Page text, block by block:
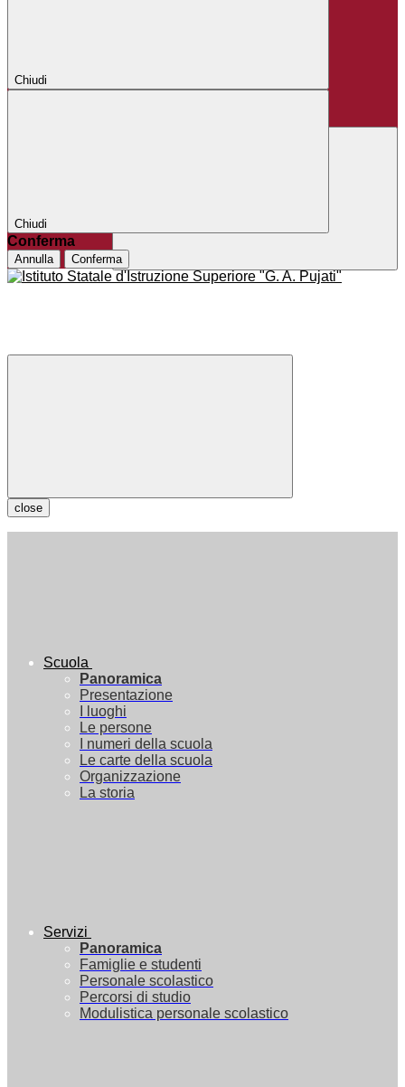
Chiudi
Chiudi
Conferma
Annulla Conferma
close
Scuola
Panoramica
Presentazione
I luoghi
Le persone
I numeri della scuola
Le carte della scuola
Organizzazione
La storia
Servizi
Panoramica
Famiglie e studenti
Personale scolastico
Percorsi di studio
Modulistica personale scolastico